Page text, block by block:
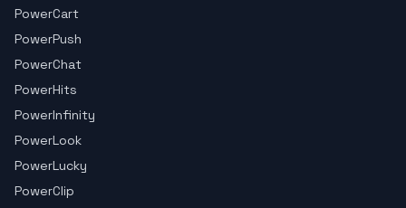
PowerCart
PowerPush
PowerChat
PowerHits
PowerInfinity
PowerLook
PowerLucky
PowerClip